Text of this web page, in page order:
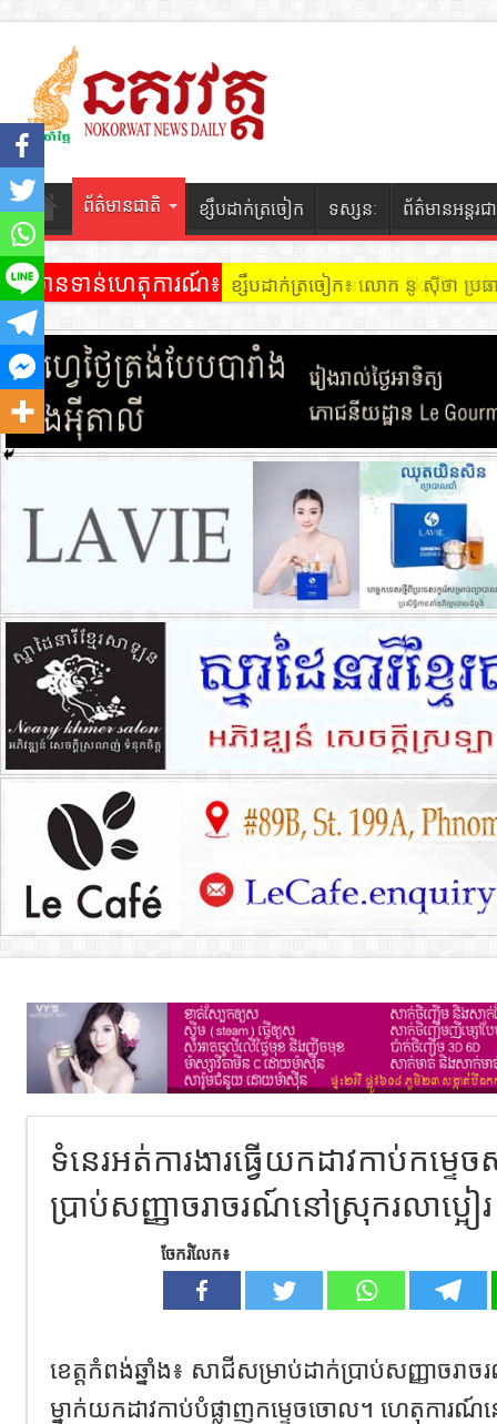
ព័ត៌មានជាតិ ខ្សឹបដាក់ត្រចៀក ទស្សនៈ ព័ត៌មានអន្តរជ
ព័ត៌មានទាន់ហេតុការណ៍៖ ខ្សឹបដាក់ត្រចៀក ៖ អគារ Sky 31
ទំនេរអត់ការងារធ្វើយកដាវកាប់កម្ទ
ប្រាប់សញ្ញាចរាចរណ៍នៅស្រុករលាប្អៀរ
ចែករំលែក៖
ខេត្តកំពង់ឆ្នាំង៖ សាជីសម្រាប់ដាក់ប្រាប់សញ្ញាចរាច
ម្នាក់យកដាវកាប់បំផ្លាញកម្ទេចចោល។ ហេតុការណ៍